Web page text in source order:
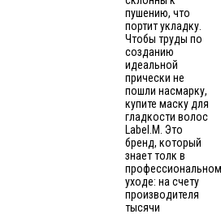
пушению, что
портит укладку.
Чтобы труды по
созданию
идеальной
прически не
пошли насмарку,
купите маску для
гладкости волос
Label.M. Это
бренд, который
знает толк в
профессиональном
уходе: на счету
производителя
тысячи